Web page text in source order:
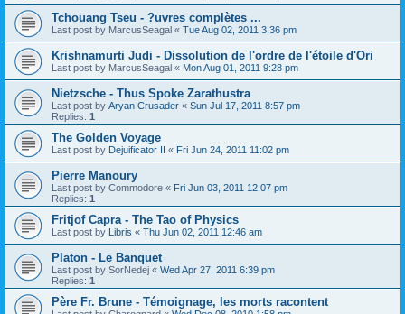
Tchouang Tseu - ?uvres complètes ...
Last post by MarcusSeagal « Tue Aug 02, 2011 3:36 pm
Krishnamurti Judi - Dissolution de l'ordre de l'étoile d'Ori
Last post by MarcusSeagal « Mon Aug 01, 2011 9:28 pm
Nietzsche - Thus Spoke Zarathustra
Last post by Aryan Crusader « Sun Jul 17, 2011 8:57 pm
Replies: 1
The Golden Voyage
Last post by Dejuificator II « Fri Jun 24, 2011 11:02 pm
Pierre Manoury
Last post by Commodore « Fri Jun 03, 2011 12:07 pm
Replies: 1
Fritjof Capra - The Tao of Physics
Last post by Libris « Thu Jun 02, 2011 12:46 am
Platon - Le Banquet
Last post by SorNedej « Wed Apr 27, 2011 6:39 pm
Replies: 1
Père Fr. Brune - Témoignage, les morts racontent